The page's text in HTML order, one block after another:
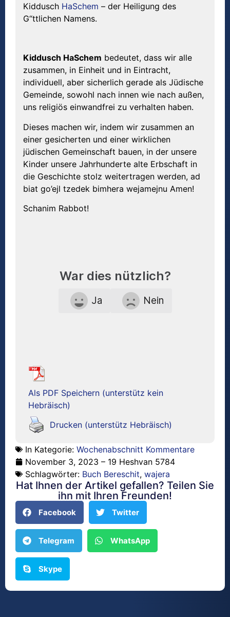
Kiddusch HaSchem – der Heiligung des
G“ttlichen Namens.
Kiddusch HaSchem bedeutet, dass wir alle
zusammen, in Einheit und in Eintracht,
individuell, aber sicherlich gerade als Jüdische
Gemeinde, sowohl nach innen wie nach außen,
uns religiös einwandfrei zu verhalten haben.
Dieses machen wir, indem wir zusammen an
einer gesicherten und einer wirklichen
jüdischen Gemeinschaft bauen, in der unsere
Kinder unsere Jahrhunderte alte Erbschaft in
die Geschichte stolz weitertragen werden, ad
biat go’ejl tzedek bimhera wejamejnu Amen!
Schanim Rabbot!
War dies nützlich?
Ja Nein
Als PDF Speichern (unterstütz kein
Hebräisch)
Drucken (unterstütz Hebräisch)
In Kategorie: Wochenabschnitt Kommentare
November 3, 2023 – 19 Heshvan 5784
Schlagwörter: Buch Bereschit, wajera
Hat Ihnen der Artikel gefallen? Teilen Sie
ihn mit Ihren Freunden!
Facebook Twitter
Telegram WhatsApp
Skype